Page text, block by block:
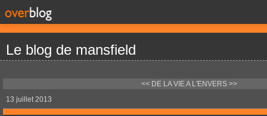
Le blog de mansfield
<< DE LA VIEA L'ENVERS >>
13 juillet 2013